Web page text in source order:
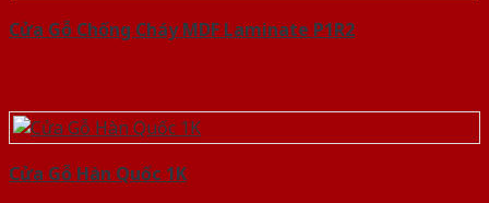
Cửa Gỗ Chống Cháy MDF Laminate P1R2
Cửa Gỗ Hàn Quốc 1K